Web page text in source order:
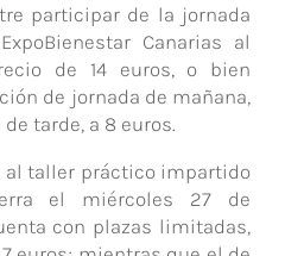
participar de la jornada
Canarias al
de 14 euros, o bien
de jornada de mañana,
tarde, a 8 euros.
al taller práctico impartido
el miércoles 27 de
con plazas limitadas,